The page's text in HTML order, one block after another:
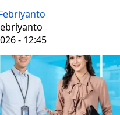
- 12:45